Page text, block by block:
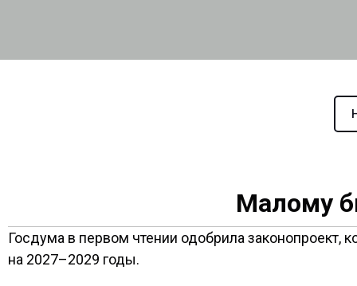
Малому
Госдума в первом чтении одобрила
на 2027–2029 годы.